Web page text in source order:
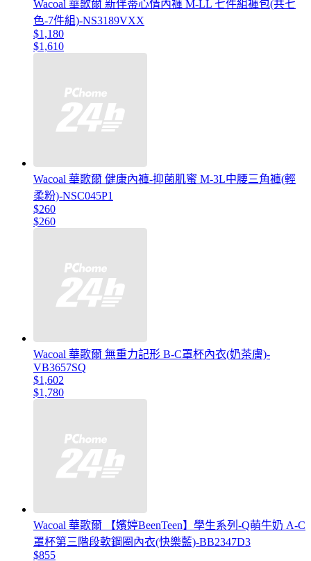
Wacoal 華歌爾 新伴蒂心情內褲 M-LL 七件組褲包(共七
色-7件組)-NS3189VXX
$1,180
$1,610
Wacoal 華歌爾 健康內褲-抑菌肌蜜 M-3L中腰三角褲(輕
柔粉)-NSC045P1
$260
$260
Wacoal 華歌爾 無重力記形 B-C罩杯內衣(奶茶膚)-
VB3657SQ
$1,602
$1,780
Wacoal 華歌爾 【嬪婷BeenTeen】學生系列-Q萌牛奶 A-C
罩杯第三階段軟鋼圈內衣(快樂藍)-BB2347D3
$855